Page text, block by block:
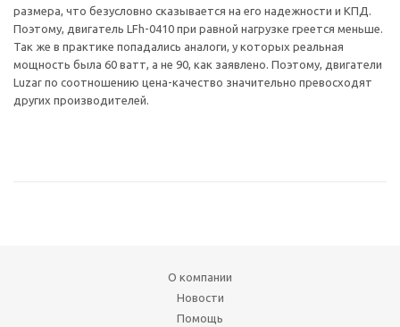
размера, что безусловно сказывается на его надежности и КПД.
Поэтому, двигатель LFh-0410 при равной нагрузке греется меньше.
Так же в практике попадались аналоги, у которых реальная
мощность была 60 ватт, а не 90, как заявлено. Поэтому, двигатели
Luzar по соотношению цена-качество значительно превосходят
других производителей.
О компании
Новости
Помощь